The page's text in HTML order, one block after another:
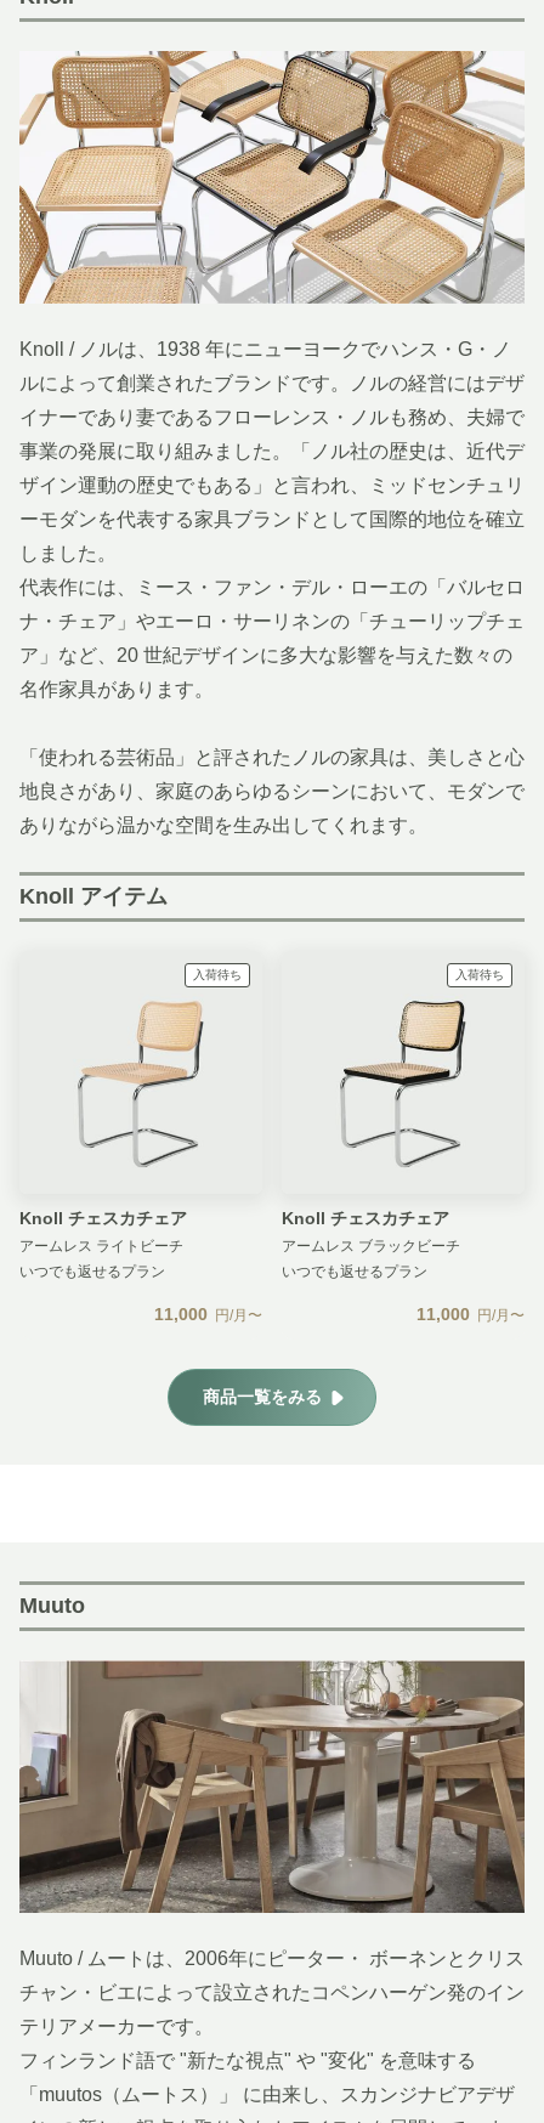
Knoll / ノルは、1938 年にニューヨークでハンス・G・ノ
ルによって創業されたブランドです。ノルの経営にはデザ
イナーであり妻であるフローレンス・ノルも務め、夫婦で
事業の発展に取り組みました。「ノル社の歴史は、近代デ
ザイン運動の歴史でもある」と言われ、ミッドセンチュリ
ーモダンを代表する家具ブランドとして国際的地位を確立
しました。
代表作には、ミース・ファン・デル・ローエの「バルセロ
ナ・チェア」やエーロ・サーリネンの「チューリップチェ
ア」など、20 世紀デザインに多大な影響を与えた数々の
名作家具があります。
「使われる芸術品」と評されたノルの家具は、美しさと心
地良さがあり、家庭のあらゆるシーンにおいて、モダンで
ありながら温かな空間を生み出してくれます。
Knoll アイテム
入荷待ち
Knoll チェスカチェア
アームレス ライトビーチ
いつでも返せるプラン
11,000 円/月〜
入荷待ち
Knoll チェスカチェア
アームレス ブラックビーチ
いつでも返せるプラン
11,000 円/月〜
商品一覧をみる
Muuto
Muuto / ムートは、2006年にピーター・ ボーネンとクリス
チャン・ビエによって設立されたコペンハーゲン発のイン
テリアメーカーです。
フィンランド語で "新たな視点" や "変化" を意味する
「muutos（ムートス）」 に由来し、スカンジナビアデザ